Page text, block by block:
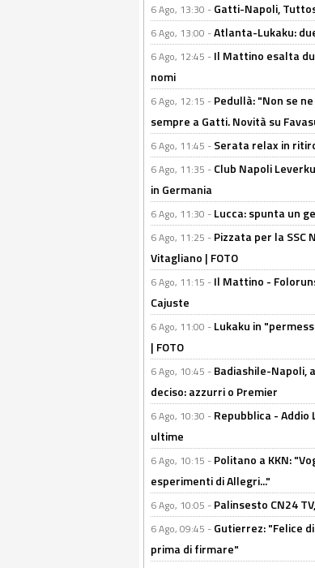
6 Ago, 13:30 - Gatti-Napoli,
6 Ago, 13:00 -Atlanta-Lukaku:
6 Ago, 12:45 - Il Mattino esalta
nomi
6 Ago, 12:15 - Pedullà: "Non se
sempre a Gatti. Novità su
6 Ago, 11:45 - Serata relax in
6 Ago, 11:35 - Club Napoli
in Germania
6 Ago, 11:30 - Lucca: spunta un
6 Ago, 11:25 - Pizzata per la
Vitagliano | FOTO
6 Ago, 11:15 - Il Mattino -
Cajuste
6 Ago, 11:00 - Lukaku in
| FOTO
6 Ago, 10:45 - Badiashile-Napoli,
deciso: azzurri o Premier
6 Ago, 10:30 - Repubblica -
ultime
6 Ago, 10:15 - Politano a KKN:
esperimenti di Allegri..."
6 Ago, 10:05 - Palinsesto CN24
6 Ago, 09:45 - Gutierrez: "Felice
prima di firmare"